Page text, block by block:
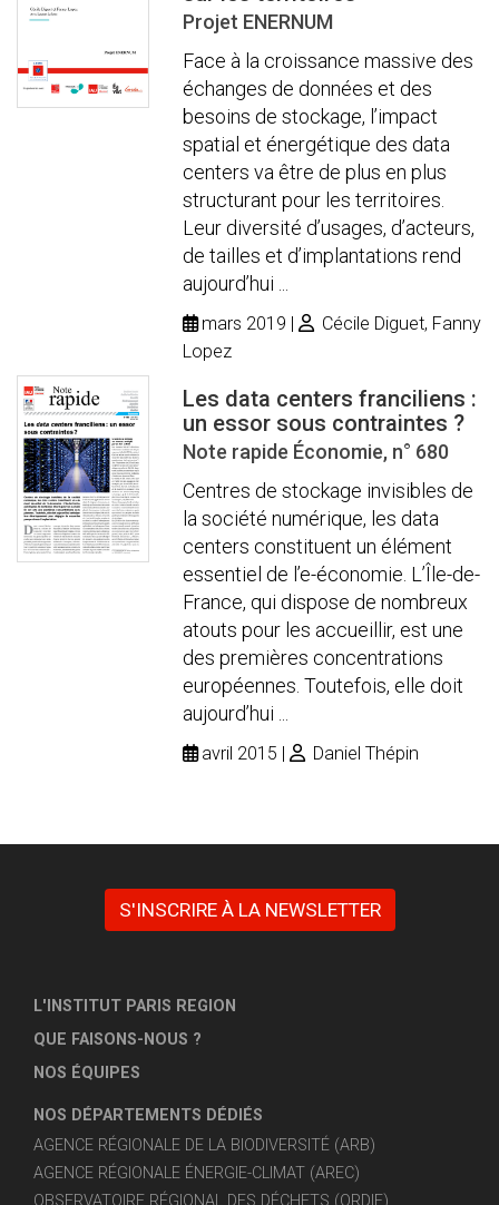
Projet ENERNUM
Face à la croissance massive des
échanges de données et des
besoins de stockage, l’impact
spatial et énergétique des data
centers va être de plus en plus
structurant pour les territoires.
Leur diversité d’usages, d’acteurs,
de tailles et d’implantations rend
aujourd’hui ...
mars 2019
Cécile Diguet, Fanny
Lopez
Les data centers franciliens :
un essor sous contraintes ?
Note rapide Économie, n° 680
Centres de stockage invisibles de
la société numérique, les data
centers constituent un élément
essentiel de l’e-économie. L’Île-de-
France, qui dispose de nombreux
atouts pour les accueillir, est une
des premières concentrations
européennes. Toutefois, elle doit
aujourd’hui ...
avril 2015 Daniel Thépin
S'INSCRIRE À LA NEWSLETTER
L'INSTITUT PARIS REGION
QUE FAISONS-NOUS ?
NOS ÉQUIPES
NOS DÉPARTEMENTS DÉDIÉS
AGENCE RÉGIONALE DE LA BIODIVERSITÉ (ARB)
AGENCE RÉGIONALE ÉNERGIE-CLIMAT (AREC)
OBSERVATOIRE RÉGIONAL DES DÉCHETS (ORDIF)